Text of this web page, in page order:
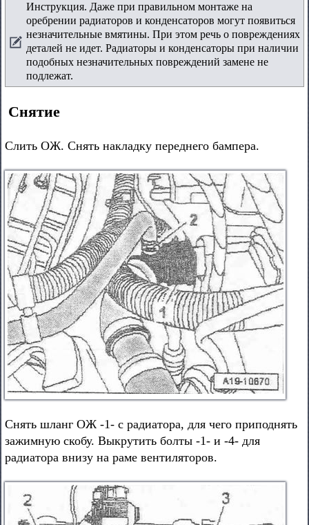
Инструкция. Даже при правильном монтаже на
оребрении радиаторов и конденсаторов могут появиться
незначительные вмятины. При этом речь о повреждениях
деталей не идет. Радиаторы и конденсаторы при наличии
подобных незначительных повреждений замене не
подлежат.
Снятие
Слить ОЖ. Снять накладку переднего бампера.
Снять шланг ОЖ -1- с радиатора, для чего приподнять
зажимную скобу. Выкрутить болты -1- и -4- для
радиатора внизу на раме вентиляторов.